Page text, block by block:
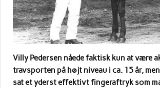
Villy Pedersen nåede faktisk kun at være
travsporten på højt niveau i ca. 15 år,
sat et yderst effektivt fingeraftryk som